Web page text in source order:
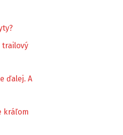
trailový
ďalej. A
kráľom